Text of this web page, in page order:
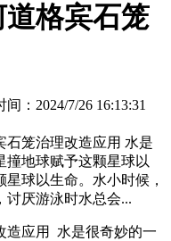
格宾石笼
：2024/7/26 16:13:31
石笼治理改造应用 水是
撞地球赋予这颗星球以
球以生命。水小时候，
讨厌游泳时水总会...
造应用 水是很奇妙的一